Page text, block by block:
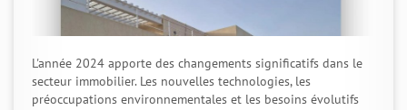
L'année 2024 apporte des changements significatifs dans le
secteur immobilier. Les nouvelles technologies, les
préoccupations environnementales et les besoins évolutifs